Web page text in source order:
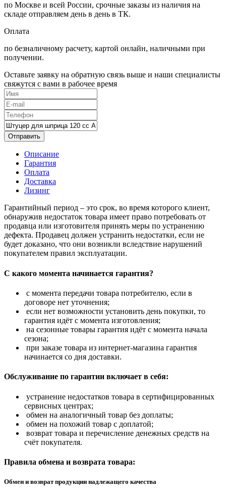
по Москве и всей России, срочные заказы из наличия на
складе отправляем день в день в ТК.
Оплата
по безналичному расчету, картой онлайн, наличными при
получении.
Оставьте заявку на обратную связь выше и наши специалисты
свяжутся с вами в рабочее время
Отправить
Описание
Гарантия
Оплата
Доставка
Лизинг
Гарантийный период – это срок, во время которого клиент,
обнаружив недостаток товара имеет право потребовать от
продавца или изготовителя принять меры по устранению
дефекта. Продавец должен устранить недостатки, если не
будет доказано, что они возникли вследствие нарушений
покупателем правил эксплуатации.
С какого момента начинается гарантия?
с момента передачи товара потребителю, если в
договоре нет уточнения;
если нет возможности установить день покупки, то
гарантия идёт с момента изготовления;
на сезонные товары гарантия идёт с момента начала
сезона;
при заказе товара из интернет-магазина гарантия
начинается со дня доставки.
Обслуживание по гарантии включает в себя:
устранение недостатков товара в сертифицированных
сервисных центрах;
обмен на аналогичный товар без доплаты;
обмен на похожий товар с доплатой;
возврат товара и перечисление денежных средств на
счёт покупателя.
Правила обмена и возврата товара:
Обмен и возврат продукции надлежащего качества